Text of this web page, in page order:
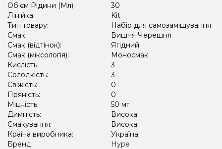
Об'єм Рідини (Мл):
30
Лінійка:
Kit
Тип товару:
Набір для самозамішування
Смак:
Вишня Черешня
Смак (відтінок):
Ягідний
Смак (міксологія):
Моносмак
Кислість:
3
Солодкість:
3
Свіжість:
0
Пряність:
0
Міцність:
50 мг
Димність:
Висока
Смакування:
Висока
Країна виробника:
Україна
Бренд:
Hype